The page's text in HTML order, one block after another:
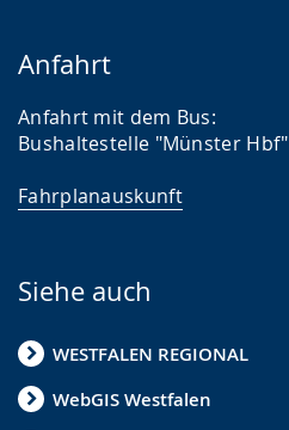
z
i
t
Anfahrt
Anfahrt mit dem Bus:
Bushaltestelle "Münster Hbf"
Fahrplanauskunft
Siehe auch
WESTFALEN REGIONAL
WebGIS Westfalen